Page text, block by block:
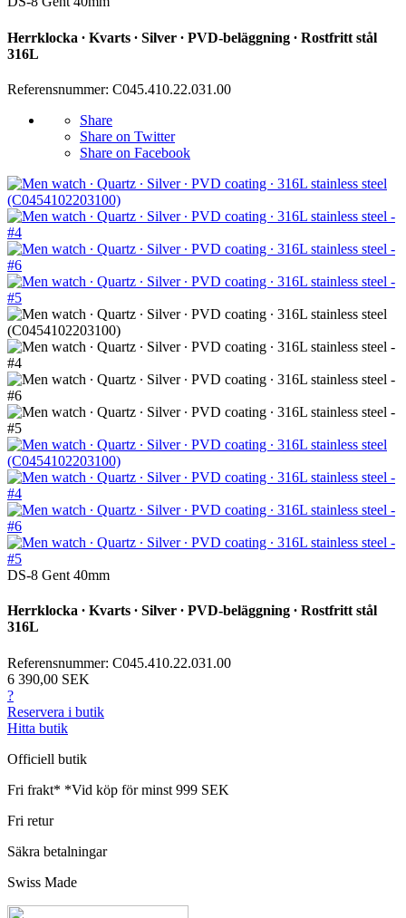
Herrklocka ∙ Kvarts ∙ Silver ∙ PVD-beläggning ∙ Rostfritt stål
316L
Referensnummer: C045.410.22.031.00
Share
Share on Twitter
Share on Facebook
DS-8 Gent 40mm
Herrklocka ∙ Kvarts ∙ Silver ∙ PVD-beläggning ∙ Rostfritt stål
316L
Referensnummer: C045.410.22.031.00
6 390,00 SEK
?
Reservera i butik
Hitta butik
Officiell butik
Fri frakt* *Vid köp för minst 999 SEK
Fri retur
Säkra betalningar
Swiss Made